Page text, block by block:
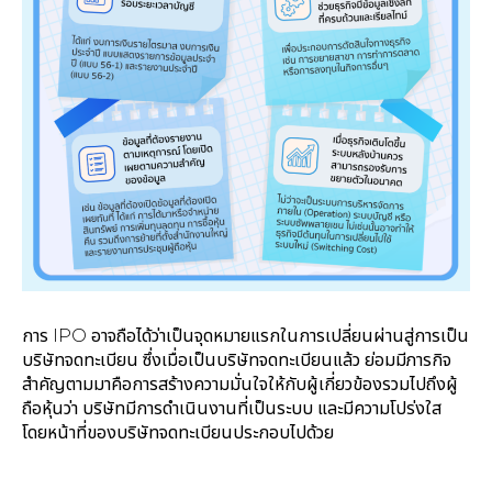
การ IPO อาจถือได้ว่าเป็นจุดหมายแรกในการเปลี่ยนผ่านสู่การเป็น
บริษัทจดทะเบียน ซึ่งเมื่อเป็นบริษัทจดทะเบียนแล้ว ย่อมมีภารกิจ
สำคัญตามมาคือการสร้างความมั่นใจให้กับผู้เกี่ยวข้องรวมไปถึงผู้
ถือหุ้นว่า บริษัทมีการดำเนินงานที่เป็นระบบ และมีความโปร่งใส
โดยหน้าที่ของบริษัทจดทะเบียนประกอบไปด้วย